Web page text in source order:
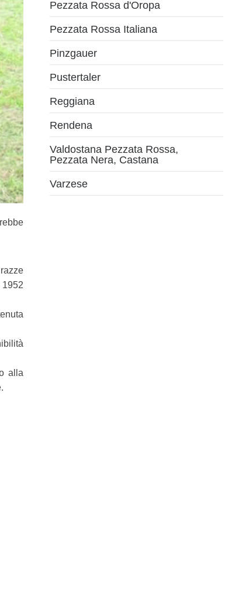
1952
alla
Pezzata Rossa d'Oropa
Pezzata Rossa Italiana
Pinzgauer
Pustertaler
Reggiana
Rendena
Valdostana Pezzata Rossa,
Pezzata Nera, Castana
Varzese